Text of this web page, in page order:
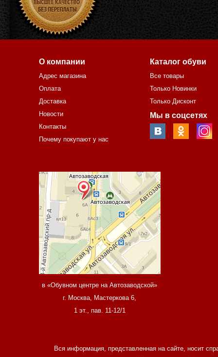
О компании
Адрес магазина
Оплата
Доставка
Новости
Контакты
Почему покупают у нас
Каталог обуви
Все товары
Только Новинки
Только Дисконт
Мы в соцсетях
в «Обувном центре на Автозаводской»
г. Москва, Мастеркова 6,
1 эт., пав. 11-12/1
Вся информация, представленная на сайте, носит